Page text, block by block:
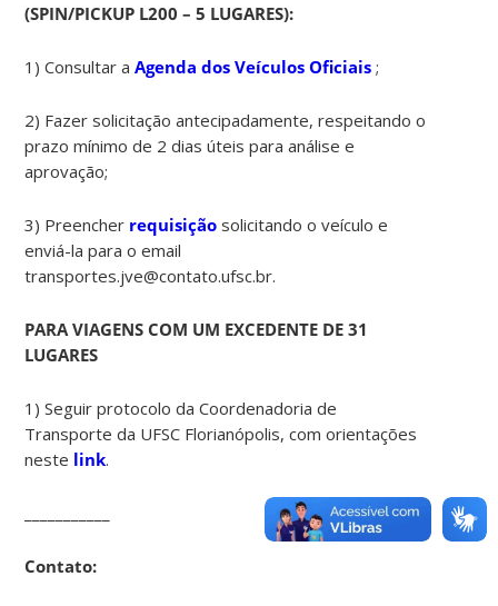
(SPIN/PICKUP L200 – 5 LUGARES):
1) Consultar aAgenda dos Veículos Oficiais ;
2) Fazer solicitação antecipadamente, respeitando o
prazo mínimo de 2 dias úteis para análise e
aprovação;
3) Preencher requisição solicitando o veículo e
enviá-la para o email
transportes.jve@contato.ufsc.br.
PARA VIAGENS COM UM EXCEDENTE DE 31
LUGARES
1) Seguir protocolo da Coordenadoria de
Transporte da UFSC Florianópolis, com orientações
neste link.
Contato: